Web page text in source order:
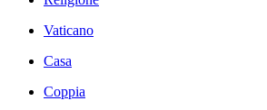
Vaticano
Casa
Coppia